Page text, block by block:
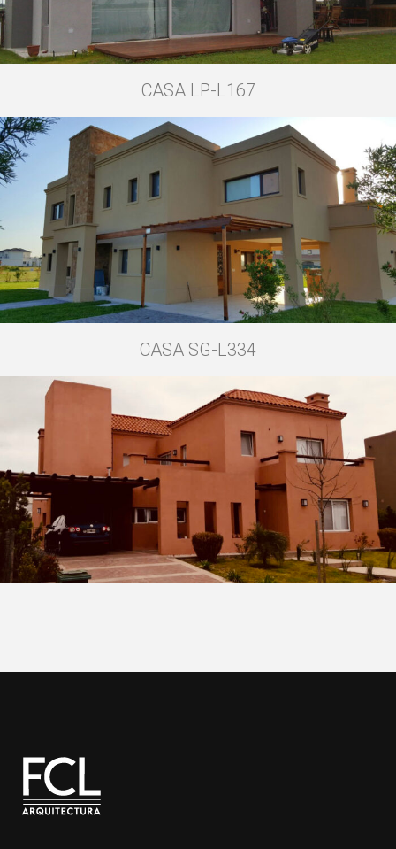
CASA LP-L167
CASA SG-L334